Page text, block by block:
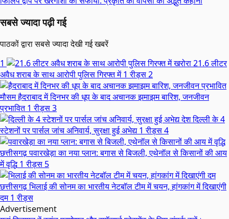
सबसे ज्यादा पढ़ी गई
पाठकों द्वारा सबसे ज्यादा देखी गई खबरें
1
खरोरा21.6 लीटर
अवैध शराब के साथ आरोपी पुलिस गिरफ्त में 1 रीड्स2
मौसमहैदराबाद में दिनभर की धूप के बाद अचानक झमाझम बारिश, जनजीवन
प्रभावित 1 रीड्स3
देशदिल्ली के 4
स्टेशनों पर पार्सल जांच अनिवार्य, सुरक्षा हुई अभेद्य 1 रीड्स4
छत्तीसगढ़पवारखेड़ा का नया प्लान: बगास से बिजली, एथेनॉल से किसानों की आय
में वृद्धि 1 रीड्स 5
छत्तीसगढ़भिलाई की सोनम का भारतीय नेटबॉल टीम में चयन, हांगकांग में दिखाएंगी
दम 1 रीड्स
Advertisement